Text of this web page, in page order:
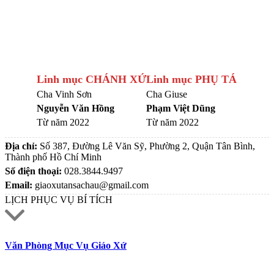
Linh mục CHÁNH XỨ
Cha Vinh Sơn
Nguyễn Văn Hồng
Từ năm 2022
Linh mục PHỤ TÁ
Cha Giuse
Phạm Việt Dũng
Từ năm 2022
Địa chỉ: Số 387, Đường Lê Văn Sỹ, Phường 2, Quận Tân Bình,
Thành phố Hồ Chí Minh
Số điện thoại: 028.3844.9497
Email: giaoxutansachau@gmail.com
LỊCH PHỤC VỤ BÍ TÍCH
Văn Phòng Mục Vụ Giáo Xứ